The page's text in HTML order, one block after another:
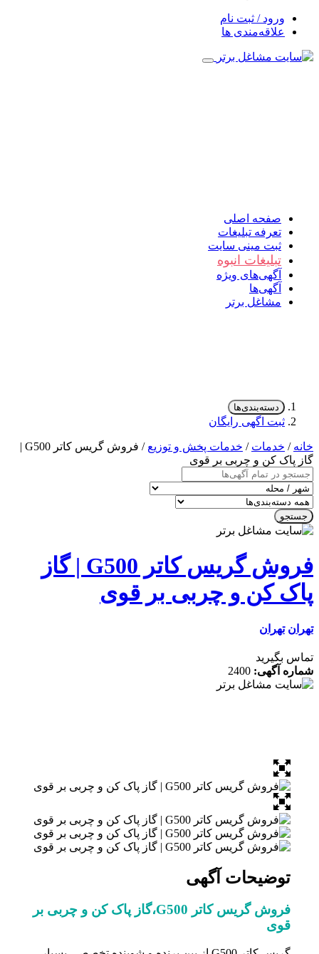
ورود / ثبت نام
علاقه‌مندی ها
صفحه اصلی
تعرفه تبلیغات
ثبت مینی سایت
تبلیغات انبوه
آگهی‌های ویژه
آگهی‌ها
مشاغل برتر
دسته‌بندی‌ها
ثبت اگهی رایگان
/خدمات/خدمات پخش و توزیع
/ فروش گریس کاتر G500 |
کن و چربی بر قوی
فروش گریس کاتر G500 | گاز
کن و چربی بر قوی
تهران
بگیرید
آگهی:2400
توضیحات آگهی
فروش گریس کاتر G500،گاز پاک کن و چربی بر